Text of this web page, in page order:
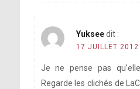
Yuksee dit :
17 JUILLET
Je ne pense pas
Regarde les clichés de